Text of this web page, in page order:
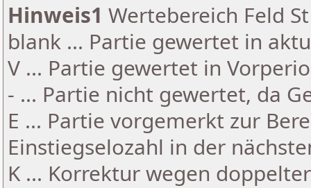
Hinweis1 Wertebereich Feld
blank ... Partie gewertet in
V ... Partie gewertet in
- ... Partie nicht gewertet, da
E ... Partie vorgemerkt zur
Einstiegselozahl in der
K ... Korrektur wegen